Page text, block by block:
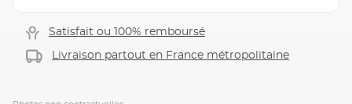
Satisfait ou 100% remboursé
Livraison partout en France métropolitaine